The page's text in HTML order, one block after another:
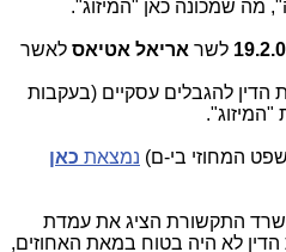
מה שמכונה כאן "המיזוג".
לשר אריאל אטיאסלאשר
להגבלים עסקיים (בעקבות
"המיזוג".
המחוזי בי-ם) נמצאת כאן
משרד התקשורת הציג את עמדת
לא היה בטוח במאת האחוזים,